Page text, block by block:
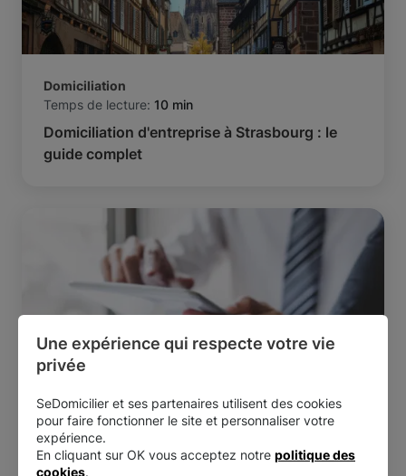
Domiciliation
Temps de lecture: 10 min
Domiciliation d'entreprise à Strasbourg : le
guide complet
Créer une entreprise
Temps de lecture:
Business plan, comment gagner du temps et
Une expérience qui respecte votre vie
privée
SeDomicilier et ses partenaires utilisent des cookies
pour faire fonctionner le site et personnaliser votre
expérience.
En cliquant sur OK vous acceptez notre politique des
cookies.